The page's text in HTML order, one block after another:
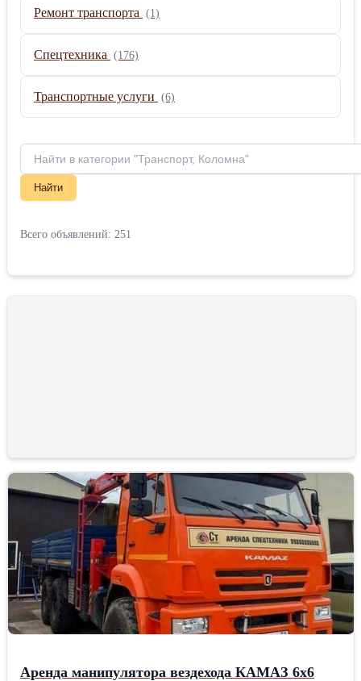
Ремонт транспорта (1)
Спецтехника (176)
Транспортные услуги (6)
Найти
Всего объявлений: 251
Аренда манипулятора вездехода КАМАЗ 6х6